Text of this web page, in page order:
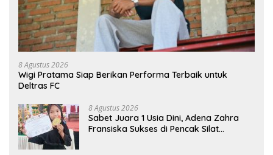
8 Agustus 2026
Wigi Pratama Siap Berikan Performa Terbaik untuk
Deltras FC
8 Agustus 2026
Sabet Juara 1 Usia Dini, Adena Zahra
Fransiska Sukses di Pencak Silat